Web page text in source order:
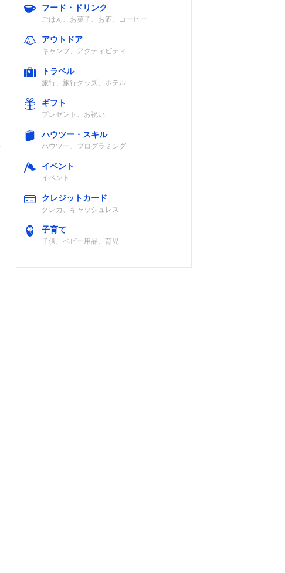
フード・ドリンク
ごはん、お菓子、お酒、コーヒー
アウトドア
キャンプ、アクティビティ
トラベル
旅行、旅行グッズ、ホテル
ギフト
プレゼント、お祝い
ハウツー・スキル
ハウツー、プログラミング
イベント
イベント
クレジットカード
クレカ、キャッシュレス
子育て
子供、ベビー用品、育児